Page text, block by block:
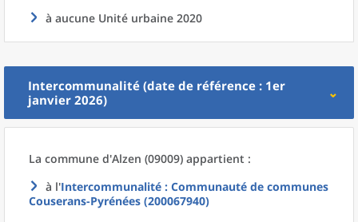
à aucune Unité urbaine 2020
Intercommunalité (date de référence : 1er
janvier 2026)
La commune d'Alzen (09009) appartient :
à l'Intercommunalité : Communauté de communes
Couserans-Pyrénées (200067940)